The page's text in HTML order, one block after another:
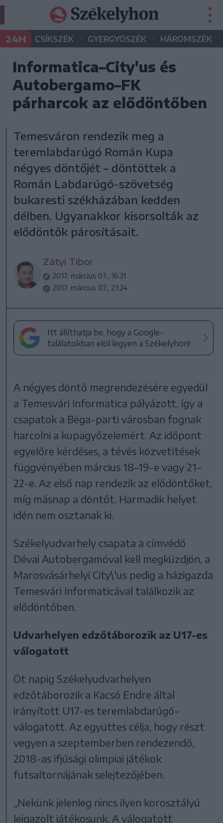
24H CSÍKSZÉK • GYERGYÓSZÉK • HÁROMSZÉK •
Informatica–City'us és
Autobergamo–FK
párharcok az elődöntőben
Temesváron rendezik meg a
teremlabdarúgó Román Kupa
négyes döntőjét – döntöttek a
Román Labdarúgó-szövetség
bukaresti székházában kedden
délben. Ugyanakkor kisorsolták az
elődöntők párosításait.
Zátyi Tibor
2017. március 07., 16:31
2017. március 07., 21:24
Itt állíthatja be, hogy a Google-
találatokban elöl legyen a Székelyhon!
A négyes döntő megrendezésére egyedül
a Temesvári Informatica pályázott, így a
csapatok a Béga-parti városban fognak
harcolni a kupagyőzelemért. Az időpont
egyelőre kérdéses, a tévés közvetítések
függvényében március 18–19-e vagy 21–
22-e. Az első nap rendezik az elődöntőket,
míg másnap a döntőt. Harmadik helyet
idén nem osztanak ki.
Székelyudvarhely csapata a címvédő
Dévai Autobergamóval kell megküzdjön, a
Marosvásárhelyi City\'us pedig a házigazda
Temesvári Informaticával találkozik az
elődöntőben.
Udvarhelyen edzőtáborozik az U17-es
válogatott
Öt napig Székelyudvarhelyen
edzőtáborozik a Kacsó Endre által
irányított U17-es teremlabdarúgó-
válogatott. Az együttes célja, hogy részt
vegyen a szeptemberben rendezendő,
2018-as ifjúsági olimpiai játékok
futsaltornájának selejtezőjében.
„Nekünk jelenleg nincs ilyen korosztályú
leigazolt játékosunk. A válogatott